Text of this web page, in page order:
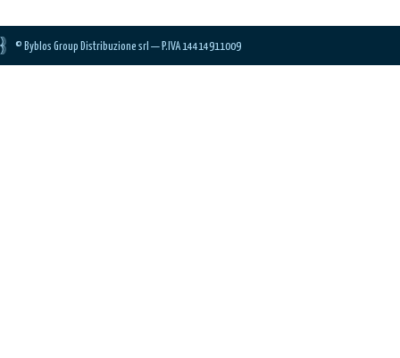
© Byblos Group Distribuzione srl — P.IVA 14414911009